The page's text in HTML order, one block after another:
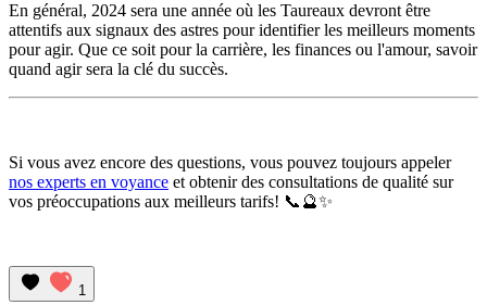
En général, 2024 sera une année où les Taureaux devront être
attentifs aux signaux des astres pour identifier les meilleurs moments
pour agir. Que ce soit pour la carrière, les finances ou l'amour, savoir
quand agir sera la clé du succès.
Si vous avez encore des questions, vous pouvez toujours appeler
nos experts en voyance et obtenir des consultations de qualité sur
vos préoccupations aux meilleurs tarifs! 📞🔮✨
1